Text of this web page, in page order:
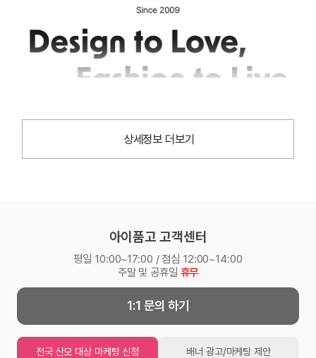
상세정보 더보기
아이품고 고객센터
평일 10:00~17:00 / 점심 12:00~14:00
주말 및 공휴일 휴무
1:1 문의 하기
전국 산모 대상 마케팅 신청 배너 광고/마케팅 제안